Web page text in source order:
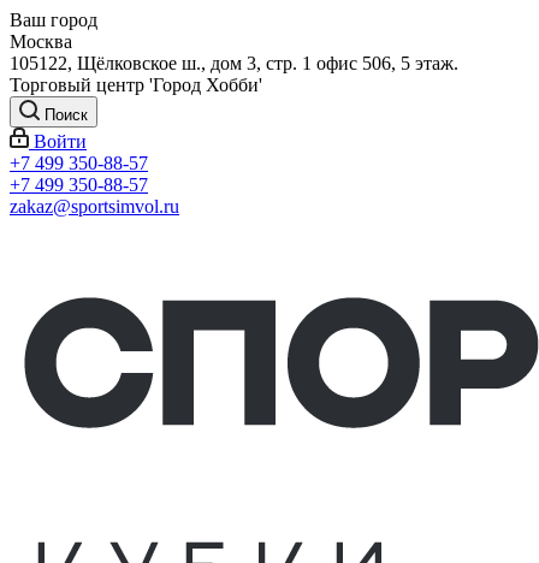
Ваш город
Москва
105122, Щёлковское ш., дом 3, стр. 1 офис 506, 5 этаж.
Торговый центр 'Город Хобби'
Поиск
Войти
+7 499 350-88-57
+7 499 350-88-57
zakaz@sportsimvol.ru